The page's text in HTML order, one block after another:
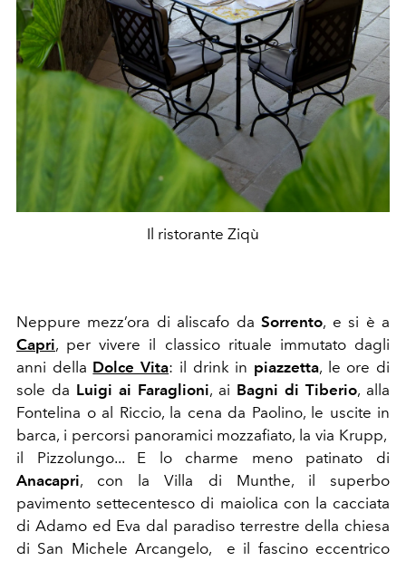
Il ristorante Ziqù
Neppure mezz’ora di aliscafo daSorrento, e si è a
Capri, per vivere il classico rituale immutato dagli
anni della Dolce Vita: il drink in piazzetta, le ore di
sole da Luigi ai Faraglioni, ai Bagni di Tiberio, alla
Fontelina o al Riccio, la cena da Paolino, le uscite in
barca, i percorsi panoramici mozzafiato, la via Krupp,
il Pizzolungo... E lo charme meno patinato di
Anacapri, con la Villa di Munthe, il superbo
pavimento settecentesco di maiolica con la cacciata
di Adamo ed Eva dal paradiso terrestre della chiesa
di San Michele Arcangelo, e il fascino eccentrico